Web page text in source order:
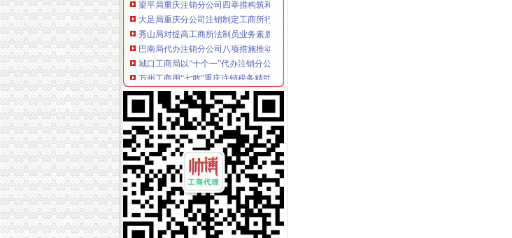
大足局重庆分公司注销制定工商所行政执法综合考核办法
秀山局对提高工商所法制员业务素质的代办注销分公司建议
巴南局代办注销分公司八项措施推动食品安全管理工作
城口工商局以“十个一”代办注销分公司夯实工商所建设
万州工商用“七敢”重庆注销税务精助推非公经济发展
涪陵局代理注销分公司学习贯彻《农产品质量安全法》成效明显
合川局代理注销分公司五项措施服务合川区届古楼枇杷采摘节
市局企业登记所试行“质量之星”重庆分公司注销月考评活动
合川区工商分局重庆注销分公司开展示教育活动
永川区出台实施品牌战略措施
江北局代理注销分公司四个重点全面落实2007年食品安全监管工作
忠县局抓职工思想政工作坚持“十个必谈”重庆分公司注销收到明显成效
大足局明确执法办案时效的重庆分公司注销规定
璧山局力推进星级文明市场的重庆注销税务评选工作
梁平局实行“村所挂钩”代办注销分公司构建农村食品安全监管体系
荣昌局分公司营业执照注销扎实开展商标广告监管培训